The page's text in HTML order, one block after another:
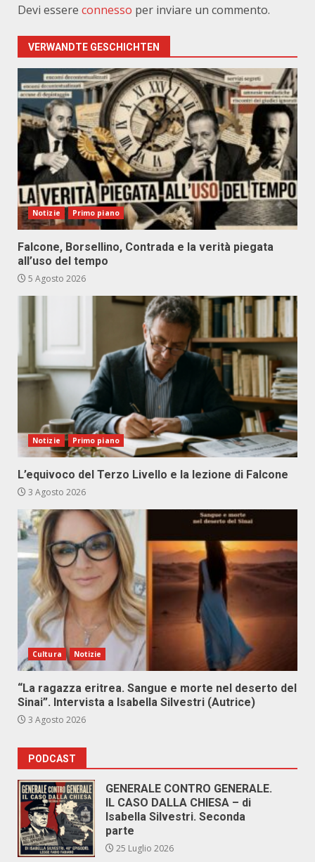
Devi essere connesso per inviare un commento.
VERWANDTE GESCHICHTEN
Notizie Primo piano
Falcone, Borsellino, Contrada e la verità piegata
all’uso del tempo
5 Agosto 2026
Notizie Primo piano
L’equivoco del Terzo Livello e la lezione di Falcone
3 Agosto 2026
Cultura Notizie
“La ragazza eritrea. Sangue e morte nel deserto del
Sinai”. Intervista a Isabella Silvestri (Autrice)
3 Agosto 2026
PODCAST
GENERALE CONTRO GENERALE.
IL CASO DALLA CHIESA – di
Isabella Silvestri. Seconda
parte
25 Luglio 2026